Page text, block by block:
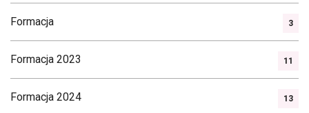
Formacja 3
Formacja 2023 11
Formacja 2024 13